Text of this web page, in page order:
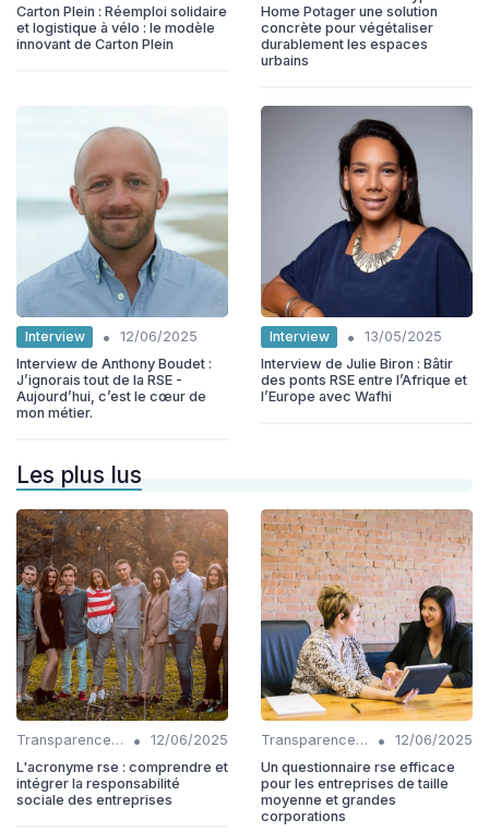
Carton Plein : Réemploi solidaire
et logistique à vélo : le modèle
innovant de Carton Plein
Home Potager une solution
concrète pour végétaliser
durablement les espaces
urbains
Interview •
12/06/2025
Interview de Anthony Boudet :
J’ignorais tout de la RSE -
Aujourd’hui, c’est le cœur de
mon métier.
Interview •
13/05/2025
Interview de Julie Biron : Bâtir
des ponts RSE entre l’Afrique et
l’Europe avec Wafhi
Les plus lus
Transparence et reporting •
12/06/2025
L'acronyme rse : comprendre et
intégrer la responsabilité
sociale des entreprises
Transparence et reporting •
12/06/2025
Un questionnaire rse efficace
pour les entreprises de taille
moyenne et grandes
corporations